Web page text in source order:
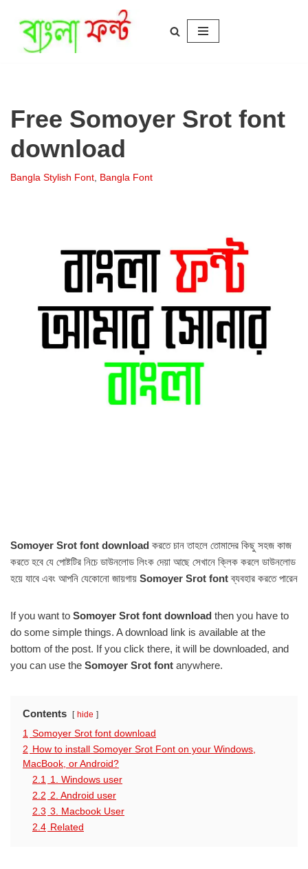
Skip
Free Somoyer Srot font
download
Bangla Stylish Font Bangla Font
Somoyer Srot font download করতে চান তাহলে তোমাদের কিছু সহজ কাজ
করতে হবে যে পোষ্টটির নিচে ডাউনলোড লিংক দেয়া আছে সেখানে ক্লিক করলে ডাউনলোড
হয়ে যাবে এবং আপনি যেকোনো জায়গায় Somoyer Srot fontব্যবহার করতে পারেন
If you want to Somoyer Srot font download then you have to
do some simple things. A download link is available at the
bottom of the post. If you click there, it will be downloaded, and
you can use the Somoyer Srot font anywhere.
Contents hide
1 Somoyer Srot font download
2 How to install Somoyer Srot Font on your Windows,
MacBook, or Android?
2.1
1. Windows user
2.2 2. Android user
2.3 3. Macbook User
2.4 Related